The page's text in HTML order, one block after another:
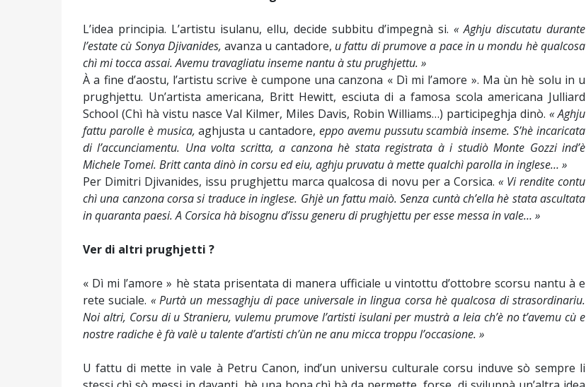
L’idea principia. L’artistu isulanu, ellu, decide subbitu d’impegnà si. « Aghju discutatu durante
l’estate cù Sonya Djivanides,avanza u cantadore, u fattu di prumove a pace in u mondu hè qualcosa
chì mi tocca assai. Avemu travagliatu inseme nantu à stu prughjettu. »
À a fine d’aostu, l’artistu scrive è cumpone una canzona « Dì mi l’amore ». Ma ùn hè solu in u
prughjettu. Un’artista americana, Britt Hewitt, esciuta di a famosa scola americana Julliard
School (Chì hà vistu nasce Val Kilmer, Miles Davis, Robin Williams…) participeghja dinò. « Aghju
fattu parolle è musica,aghjusta u cantadore, eppo avemu pussutu scambià inseme. S’hè incaricata
di l’accunciamentu. Una volta scritta, a canzona hè stata registrata à i studiò Monte Gozzi ind’è
Michele Tomei. Britt canta dinò in corsu ed eiu, aghju pruvatu à mette qualchì parolla in inglese… »
Per Dimitri Djivanides, issu prughjettu marca qualcosa di novu per a Corsica. « Vi rendite contu
chì una canzona corsa si traduce in inglese. Ghjè un fattu maiò. Senza cuntà ch’ella hè stata ascultata
in quaranta paesi. A Corsica hà bisognu d’issu generu di prughjettu per esse messa in vale… »
Ver di altri prughjetti ?
« Dì mi l’amore » hè stata prisentata di manera ufficiale u vintottu d’ottobre scorsu nantu à e
rete suciale. « Purtà un messaghju di pace universale in lingua corsa hè qualcosa di strasordinariu.
Noi altri, Corsu di u Stranieru, vulemu prumove l’artisti isulani per mustrà a leia ch’è no t’avemu cù e
nostre radiche è fà valè u talente d’artisti ch’ùn ne anu micca troppu l’occasione. »
U fattu di mette in vale à Petru Canon, ind’un universu culturale corsu induve sò sempre li